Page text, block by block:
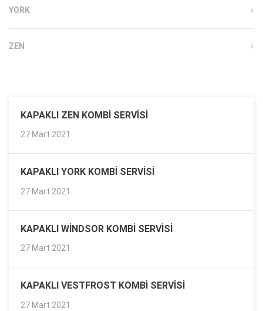
YORK
ZEN
KAPAKLI ZEN KOMBI SERVISI
27 Mart 2021
KAPAKLI YORK KOMBI SERVISI
27 Mart 2021
KAPAKLI WINDSOR KOMBI SERVISI
27 Mart 2021
KAPAKLI VESTFROST KOMBI SERVISI
27 Mart 2021